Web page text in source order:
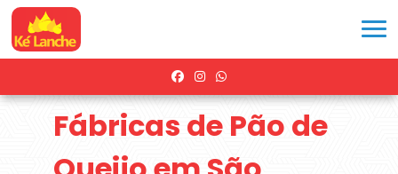
Fábricas de Pão de